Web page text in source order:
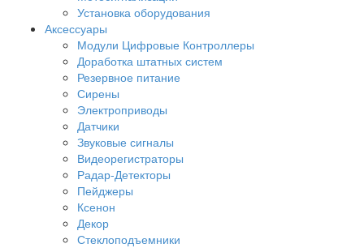
Установка оборудования
Аксессуары
Модули Цифровые Контроллеры
Доработка штатных систем
Резервное питание
Сирены
Электроприводы
Датчики
Звуковые сигналы
Видеорегистраторы
Радар-Детекторы
Пейджеры
Ксенон
Декор
Стеклоподъемники